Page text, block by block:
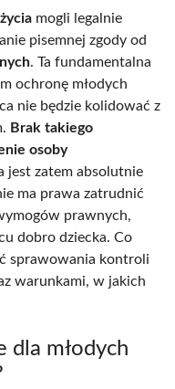
mogli legalnie
pisemnej zgody od
. Ta fundamentalna
ochronę młodych
nie będzie kolidować z
Brak takiego
osoby
jest zatem absolutnie
ma prawa zatrudnić
prawnych,
dobro dziecka. Co
sprawowania kontroli
warunkami, w jakich
dla młodych